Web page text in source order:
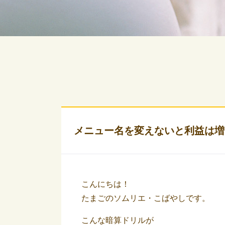
メニュー名を変えないと利益は
こんにちは！
たまごのソムリエ・こばやしです。
こんな暗算ドリルが